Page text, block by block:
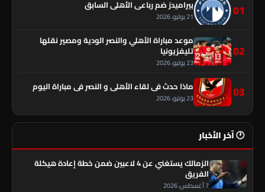
01 بيراميدز ضم رباعي الأهلي السابق
21 يوليو، 2026
02
موعد مباراة الأهلي والنصر الودية ومصير نقلها
تليفزيونيا
23 يوليو، 2026
03 ماذا حدث في لقاء الأهلي و النصر فى مباراة اليوم
23 يوليو، 2026
🕐 آخر الأخبار
الزمالك يستغني عن 4 لاعبين ضمن خطة إعادة هيكلة
الفريق
7 أغسطس، 2026